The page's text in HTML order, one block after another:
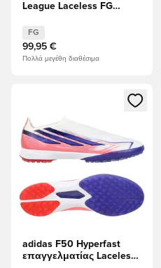
League Laceless FG
FG
99,95 €
Πολλά μεγέθη διαθέσιμα
Ανοίγει ένα Modal για να
adidas F50 Hyperfast
επαγγελματίας Laceless